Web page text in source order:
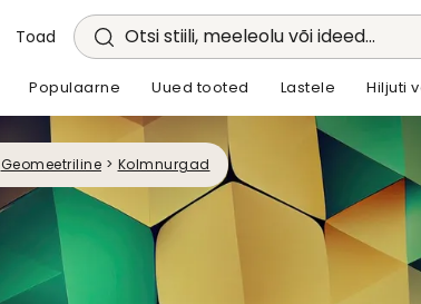
Toad Otsi stiili, meeleolu või ideed...
Populaarne Uued tooted Lastele Hiljuti
Geomeetriline > Kolmnurgad